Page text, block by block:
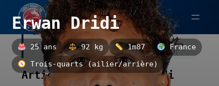
Aller
contenu
Erwan Dridi
25 ans 92 kg 1m87
France
Trois-quarts (ailier/arrière)
Erwan Dridi est un trois-quarts
(ailier/arrière) français.
Articles sur Erwan Dridi